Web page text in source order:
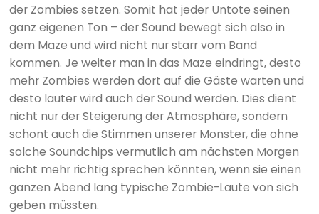
der Zombies setzen. Somit hat jeder Untote seinen
ganz eigenen Ton – der Sound bewegt sich also in
dem Maze und wird nicht nur starr vom Band
kommen. Je weiter man in das Maze eindringt, desto
mehr Zombies werden dort auf die Gäste warten und
desto lauter wird auch der Sound werden. Dies dient
nicht nur der Steigerung der Atmosphäre, sondern
schont auch die Stimmen unserer Monster, die ohne
solche Soundchips vermutlich am nächsten Morgen
nicht mehr richtig sprechen könnten, wenn sie einen
ganzen Abend lang typische Zombie-Laute von sich
geben müssten.